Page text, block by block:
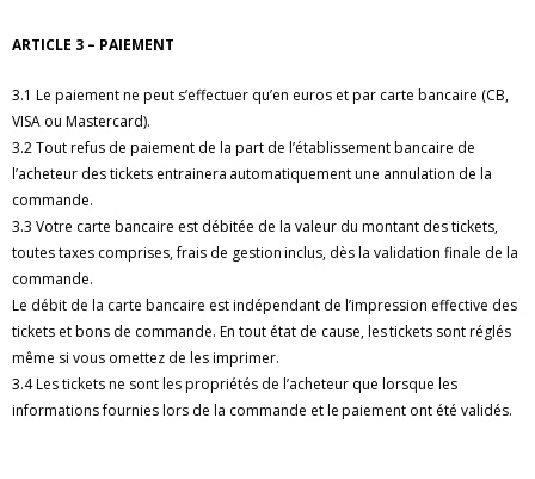
ARTICLE 3 – PAIEMENT
3.1 Le paiement ne peut s’effectuer qu’en euros et par carte bancaire (CB,
VISA ou Mastercard).
3.2 Tout refus de paiement de la part de l’établissement bancaire de
l’acheteur des tickets entrainera automatiquement une annulation de la
commande.
3.3 Votre carte bancaire est débitée de la valeur du montant des tickets,
toutes taxes comprises, frais de gestion inclus, dès la validation finale de la
commande.
Le débit de la carte bancaire est indépendant de l’impression effective des
tickets et bons de commande. En tout état de cause, les tickets sont réglés
même si vous omettez de les imprimer.
3.4 Les tickets ne sont les propriétés de l’acheteur que lorsque les
informations fournies lors de la commande et le paiement ont été validés.